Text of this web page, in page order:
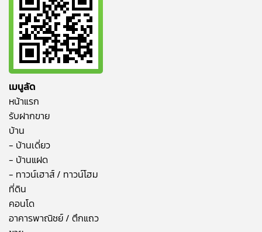
เมนูลัด
หน้าแรก
รับฝากขาย
บ้าน
- บ้านเดี่ยว
- บ้านแฝด
- ทาวน์เฮาส์ / ทาวน์โฮม
ที่ดิน
คอนโด
อาคารพาณิชย์ / ตึกแถว